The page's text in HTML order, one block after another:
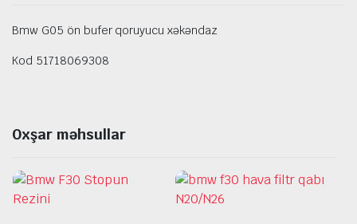
Bmw G05 ön bufer qoruyucu xəkəndaz
Kod 51718069308
Oxşar məhsullar